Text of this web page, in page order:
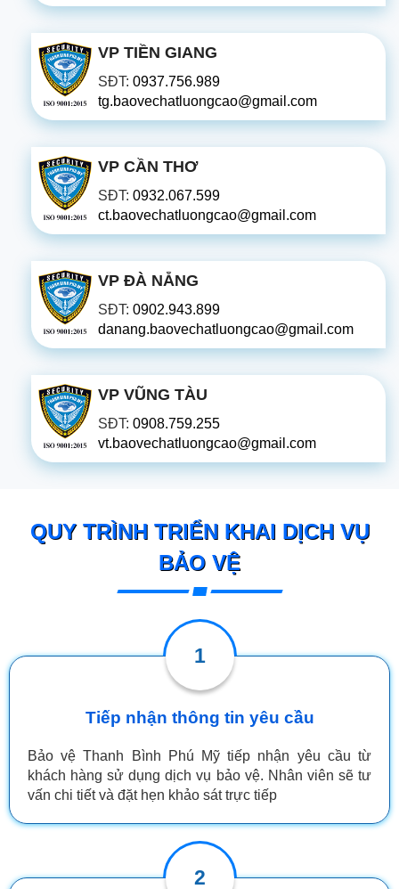
VP TIỀN GIANG
SĐT: 0937.756.989
tg.baovechatluongcao@gmail.com
VP CẦN THƠ
SĐT: 0932.067.599
ct.baovechatluongcao@gmail.com
VP ĐÀ NẴNG
SĐT: 0902.943.899
danang.baovechatluongcao@gmail.com
VP VŨNG TÀU
SĐT: 0908.759.255
vt.baovechatluongcao@gmail.com
QUY TRÌNH TRIỂN KHAI DỊCH VỤ
BẢO VỆ
1
Tiếp nhận thông tin yêu cầu
Bảo vệ Thanh Bình Phú Mỹ tiếp nhận yêu cầu từ
khách hàng sử dụng dịch vụ bảo vệ. Nhân viên sẽ tư
vấn chi tiết và đặt hẹn khảo sát trực tiếp
2